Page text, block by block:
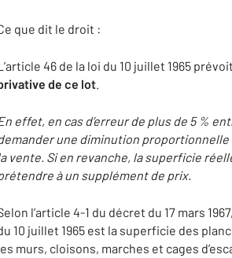
que dit le droit :
46 de la loi du 10 juillet 1965
de ce lot.
effet, en cas d’erreur de plus de 5 %
une diminution
vente. Si en revanche, la superficie
à un supplément de prix.
l’article 4-1 du décret du 17 mars
10 juillet 1965 est la superficie des
murs, cloisons, marches et cages